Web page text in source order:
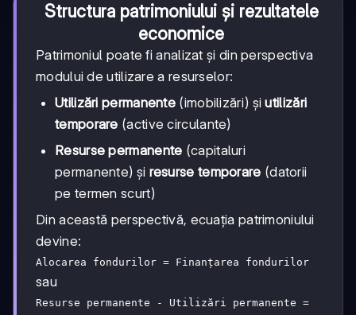
Structura patrimoniului și rezultatele
economice
Patrimoniul poate fi analizat și din perspectiva
modului de utilizare a resurselor:
Utilizări permanente (imobilizări) șiutilizări
temporare (active circulante)
Resurse permanente (capitaluri
permanente) și resurse temporare (datorii
pe termen scurt)
Din această perspectivă, ecuația patrimoniului
devine:
Alocarea fondurilor = Finanțarea fondurilor
sau
Resurse permanente - Utilizări permanente =